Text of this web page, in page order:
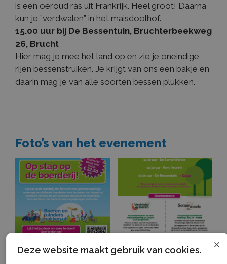
is een oeroud ras uit Frankrijk. Heel groot! Daarna
kun je ”verdwalen” in het maisdoolhof.
15.00 uur bij De Bessentuin, Bruchterbeekweg
26, Brucht
Hier mag je mee het land op en zie je oneindige
rijen bessenstruiken. Je krijgt van ons een bakje en
daarin mag je van alle soorten bessen plukken.
Foto’s van het evenement
×
Deze website maakt gebruik van cookies.